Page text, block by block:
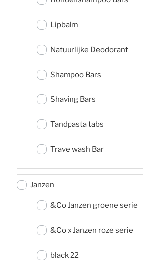
Lipbalm
Natuurlijke Deodorant
Shampoo Bars
Shaving Bars
Tandpasta tabs
Travelwash Bar
Janzen
&Co Janzen groene serie
&Co x Janzen roze serie
black 22